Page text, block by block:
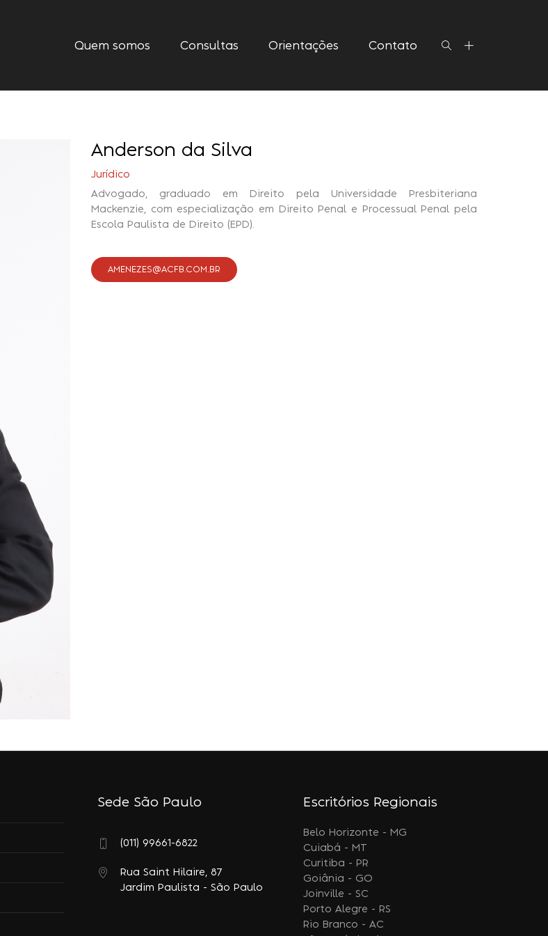
Quem somos Consultas Orientações Contato
Anderson da Silva
Jurídico
Advogado, graduado em Direito pela Universidade Presbiteriana
Mackenzie, com especialização em Direito Penal e Processual Penal pela
Escola Paulista de Direito (EPD).
AMENEZES@ACFB.COM.BR
Sede São Paulo
(011) 99661-6822
Rua Saint Hilaire, 87
Jardim Paulista - São Paulo
Escritórios Regionais
Belo Horizonte - MG
Cuiabá - MT
Curitiba - PR
Goiânia - GO
Joinville - SC
Porto Alegre - RS
Rio Branco - AC